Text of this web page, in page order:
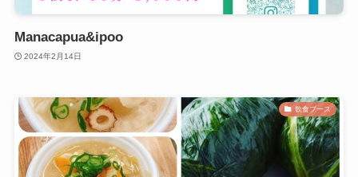
Manacapua&ipoo
2024年2月14日
飲食ブース